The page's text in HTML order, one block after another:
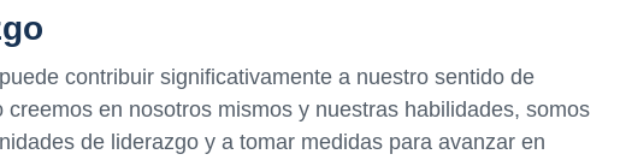
contribuir significativamente a nuestro sentido de
en nosotros mismos y nuestras habilidades, somos
de liderazgo y a tomar medidas para avanzar en